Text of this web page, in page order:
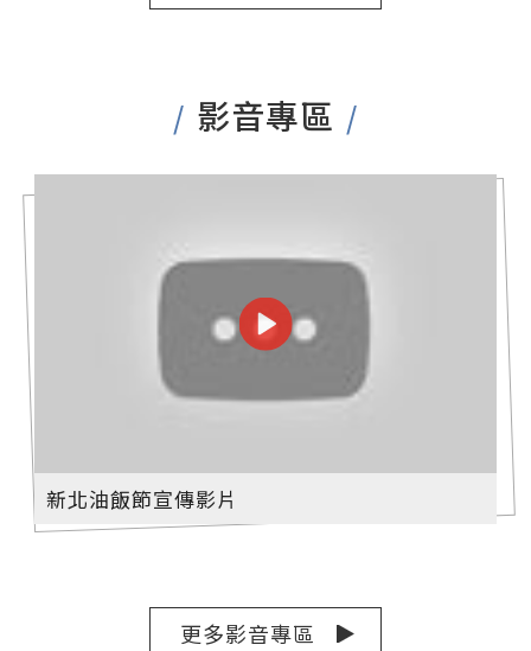
/ 影音專區 /
新北油飯節宣傳影片
更多影音專區